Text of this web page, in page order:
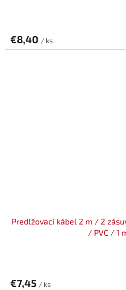
€8,40 / ks
Predlžovací kábel 2 m / 2
/ PVC / 1
€7,45 / ks